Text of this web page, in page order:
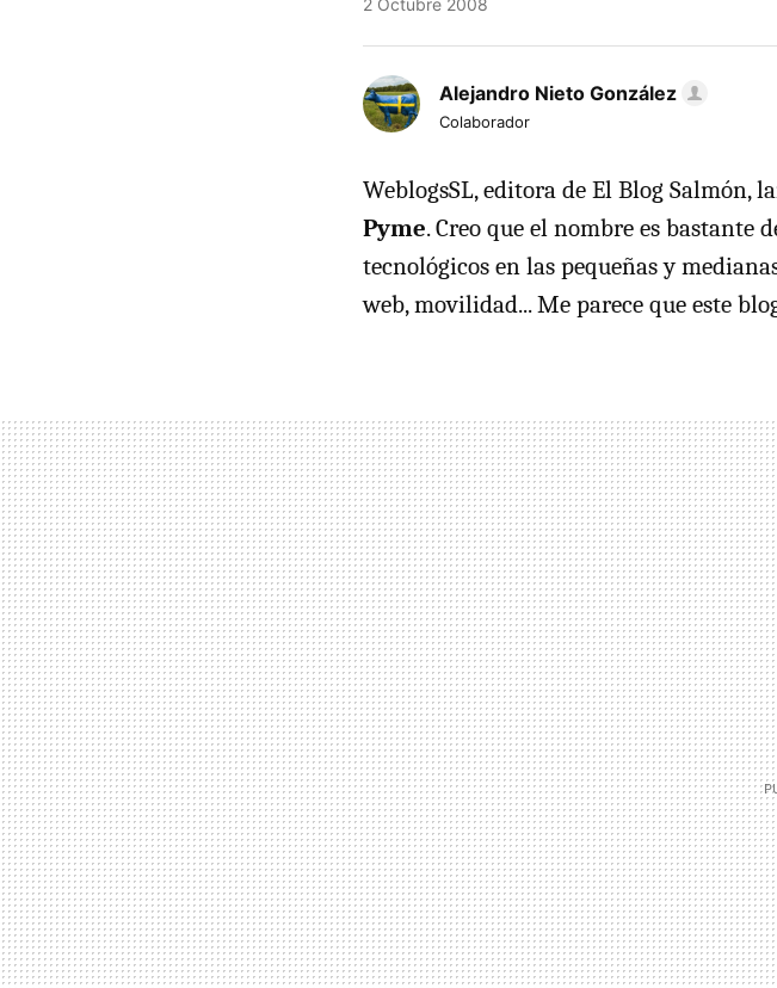
2 Octubre 2008
Alejandro Nieto González
Colaborador
WeblogsSL, editora de El Blog Salmón,
Pyme. Creo que el nombre es bastante
tecnológicos en las pequeñas y
web, movilidad... Me parece que este